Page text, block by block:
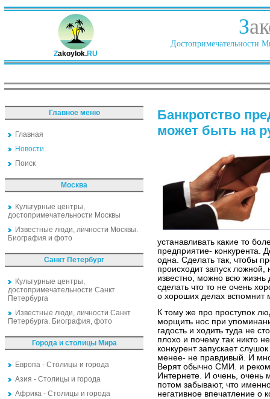
Zakoylok.RU
З
Достопримечательности
Главное меню
Главная
Новости
Поиск
Москва
Культурные центры,
достопримечательности Москвы
Известные люди, личности Москвы.
Биография и фото
Санкт Петербург
Культурные центры,
достопримечательности Санкт
Петербурга
Известные люди, личности Санкт
Петербурга. Биография, фото
Города и столицы Мира
Европа - Столицы и города
Азия - Столицы и города
Африка - Столицы и города
Банкротство
может быть на
устанавливать какие то
предприятие- конкурента.
одна. Сделать так, чтобы
происходит запуск
известно, можно всю жизнь
сделать что то не очень
о хороших делах вспомнит
К тому же про проступок
морщить нос при
гадость и ходить туда не
плохо и почему так никто
конкурент запускает
менее- не правдивый. И
Верят обычно СМИ. и
Интернете. И очень, очень
потом забывают, что
негативное впечатление о